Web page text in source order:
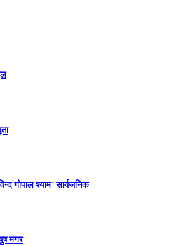
गोपाल श्याम’ सार्वजनिक
मगर